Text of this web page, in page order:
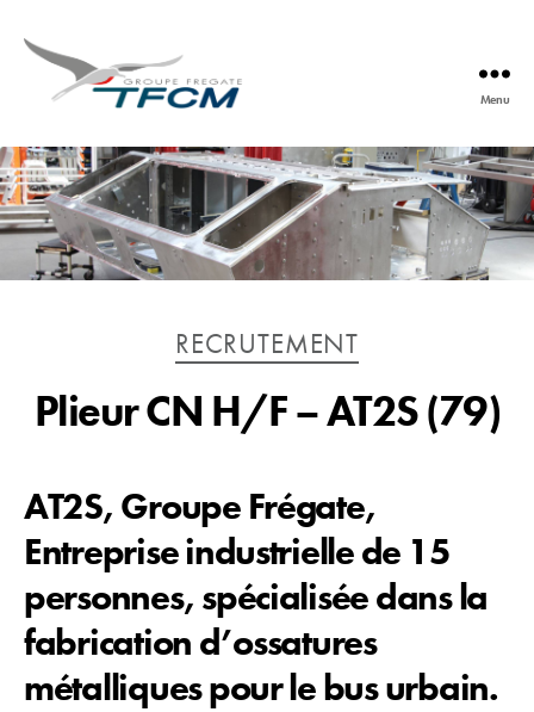
Menu
Catégories
RECRUTEMENT
Plieur CN H/F – AT2S (79)
AT2S, Groupe Frégate,
Entreprise industrielle de 15
personnes, spécialisée dans la
fabrication d’ossatures
métalliques pour le bus urbain.